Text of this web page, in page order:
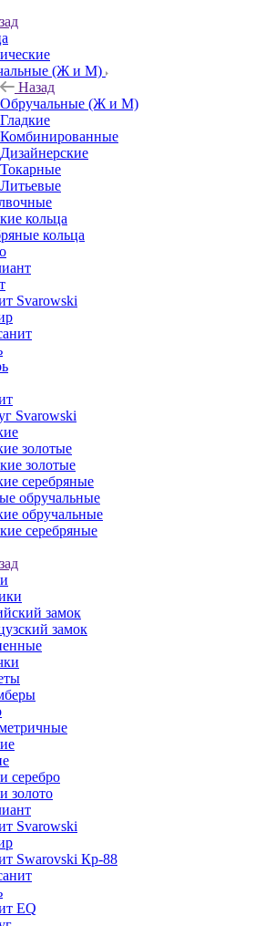
(Ж и М)
Назад
Обручальные (Ж и М)
Гладкие
Комбинированные
Дизайнерские
Токарные
Литьевые
кольца
кольца
Svarowski
Svarowski
золотые
золотые
серебряные
обручальные
обручальные
серебряные
замок
замок
серебро
золото
Svarowski
Swarovski Кр-88
EQ